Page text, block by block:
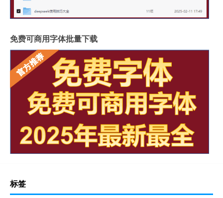
免费可商用字体批量下载
标签